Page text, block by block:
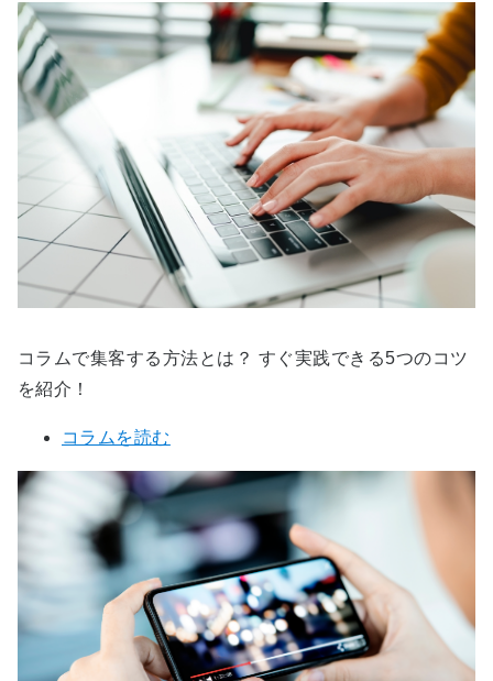
コラムで集客する方法とは？ すぐ実践できる5つのコツ
を紹介！
コラムを読む